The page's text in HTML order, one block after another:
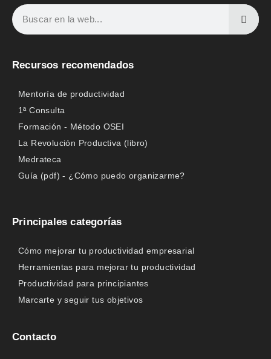
Recursos recomendados
Mentoría de productividad
1ª Consulta
Formación - Método OSEI
La Revolución Productiva (libro)
Medrateca
Guía (pdf) - ¿Cómo puedo organizarme?
Principales categorías
Cómo mejorar tu productividad empresarial
Herramientas para mejorar tu productividad
Productividad para principiantes
Marcarte y seguir tus objetivos
Contacto